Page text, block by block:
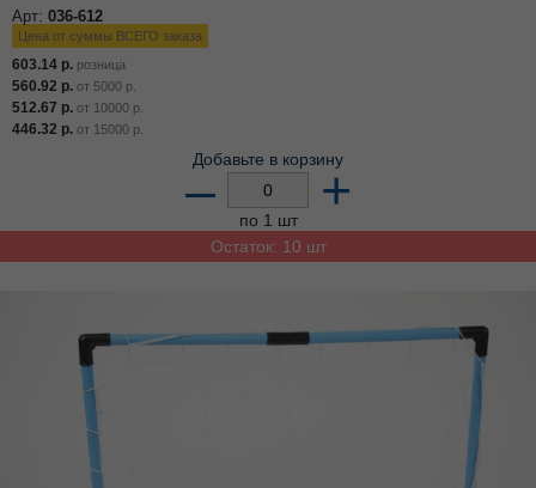
Арт: 036-612
Цена от суммы ВСЕГО заказа
603.14 р. розница
560.92 р. от 5000 р.
512.67 р. от 10000 р.
446.32 р. от 15000 р.
Добавьте в корзину
– +
по 1 шт
Остаток: 10 шт